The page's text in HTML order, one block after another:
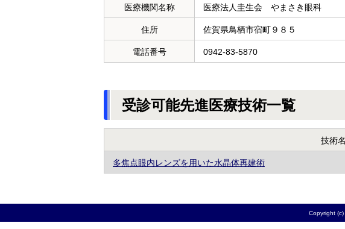
医療機関名称 医療法人圭生会 やまさき眼科
住所 佐賀県鳥栖市宿町９８５
電話番号 0942-83-5870
受診可能先進医療技術一覧
技術名
多焦点眼内レンズを用いた水晶体再建術
Copyright